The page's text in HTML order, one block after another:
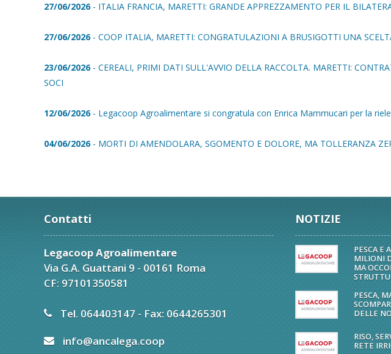
27/06/2026- ITALIA FRANCIA, MARETTI: GRANDE APPREZZAMENTO PER IL
27/06/2026- COOP ITALIA, MARETTI: CONGRATULAZIONI A BRUSIGOTTI UNA
23/06/2026- CEREALI, PRIMI DATI SULL'AVVIO DELLA RACCOLTA. MARETTI:
SOCI
12/06/2026- Legacoop Agroalimentare si congratula con Enrica Mammucari per la
04/06/2026- MORTI DI AMENDOLARA, SGOMENTO E DOLORE, MA TOLLERANZA
Contatti
Legacoop Agroalimentare
Via G.A. Guattani 9 - 00161 Roma
CF: 97101350581
Tel. 064403147 - Fax: 0644265301
info@ancalega.coop
NOTIZIE
PESCA E
MILIONI
MA
PESCA,
DELLE
RISO,
RETE